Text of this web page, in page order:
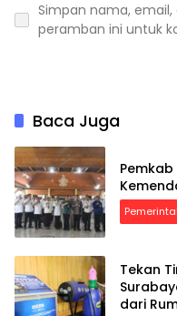
Simpan nama,
peramban ini untuk
Baca Juga
Tekan
dari